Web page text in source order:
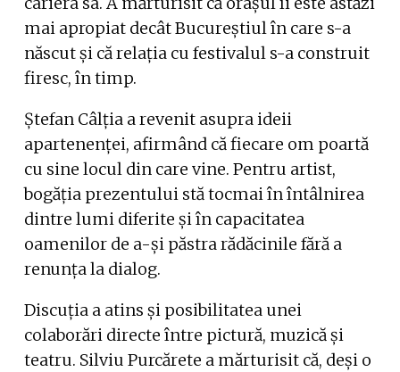
mai apropiat decât Bucureștiul în care s-a
născut și că relația cu festivalul s-a construit
firesc, în timp.
Ștefan Câlția a revenit asupra ideii
apartenenței, afirmând că fiecare om poartă
cu sine locul din care vine. Pentru artist,
bogăția prezentului stă tocmai în întâlnirea
dintre lumi diferite și în capacitatea
oamenilor de a-și păstra rădăcinile fără a
renunța la dialog.
Discuția a atins și posibilitatea unei
colaborări directe între pictură, muzică și
teatru. Silviu Purcărete a mărturisit că, deși o